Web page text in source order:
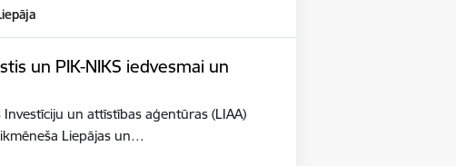
un PIK-NIKS iedvesmai un
un attīstības aģentūras (LIAA)
Liepājas un…